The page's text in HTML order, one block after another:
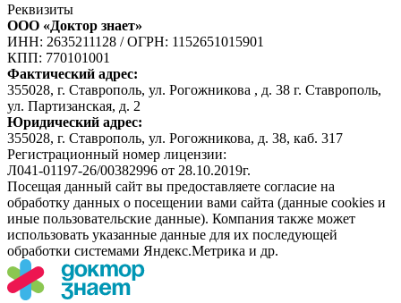
Реквизиты
ООО «Доктор знает»
ИНН: 2635211128 /ОГРН: 1152651015901
КПП: 770101001
Фактический адрес:
355028, г. Ставрополь, ул. Рогожникова , д. 38 г. Ставрополь,
ул. Партизанская, д. 2
Юридический адрес:
355028, г. Ставрополь, ул. Рогожникова, д. 38, каб. 317
Регистрационный номер лицензии:
Л041-01197-26/00382996 от 28.10.2019г.
Посещая данный сайт вы предоставляете согласие на
обработку данных о посещении вами сайта (данные cookies и
иные пользовательские данные). Компания также может
использовать указанные данные для их последующей
обработки системами Яндекс.Метрика и др.